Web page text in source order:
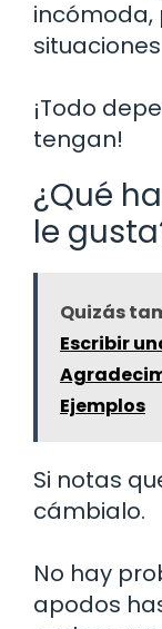
incómoda,
¡Todo
tengan!
¿Qué
le
Quizás
Escribir
Ejemplos
Si notas
cámbialo.
No hay
apodos